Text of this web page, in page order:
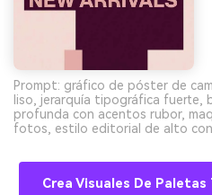
Prompt: gráfico de póster de
liso, jerarquía tipográfica fuerte,
profunda con acentos rubor,
fotos, estilo editorial de alto
Crea Visuales De Paletas